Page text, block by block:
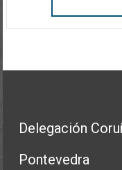
Delegación
Pontevedra